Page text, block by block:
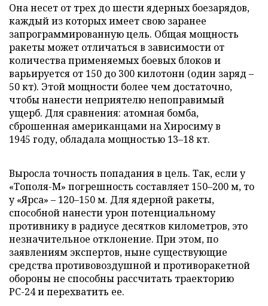
Она несет от трех до шести ядерных боезарядов,
каждый из которых имеет свою заранее
запрограммированную цель. Общая мощность
ракеты может отличаться в зависимости от
количества применяемых боевых блоков и
варьируется от 150 до 300 килотонн (один заряд –
50 кт). Этой мощности более чем достаточно,
чтобы нанести неприятелю непоправимый
ущерб. Для сравнения: атомная бомба,
сброшенная американцами на Хиросиму в
1945 году, обладала мощностью 13–18 кт.
Выросла точность попадания в цель. Так, если у
«Тополя-М» погрешность составляет 150–200 м, то
у «Ярса» – 120–150 м. Для ядерной ракеты,
способной нанести урон потенциальному
противнику в радиусе десятков километров, это
незначительное отклонение. При этом, по
заявлениям экспертов, ныне существующие
средства противовоздушной и противоракетной
обороны не способны рассчитать траекторию
РС-24 и перехватить ее.